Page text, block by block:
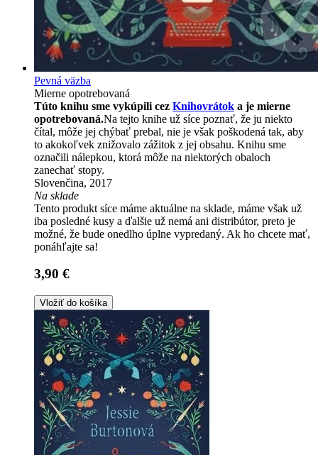
Pevná väzba
Mierne opotrebovaná
Túto knihu sme vykúpili cez Knihovrátok a je mierne
opotrebovaná.Na tejto knihe už síce poznať, že ju niekto
čítal, môže jej chýbať prebal, nie je však poškodená tak, aby
to akokoľvek znižovalo zážitok z jej obsahu. Knihu sme
označili nálepkou, ktorá môže na niektorých obaloch
zanechať stopy.
Slovenčina, 2017
Na sklade
Tento produkt síce máme aktuálne na sklade, máme však už
iba posledné kusy a ďalšie už nemá ani distribútor, preto je
možné, že bude onedlho úplne vypredaný. Ak ho chcete mať,
ponáhľajte sa!
3,90 €
Vložiť do košíka